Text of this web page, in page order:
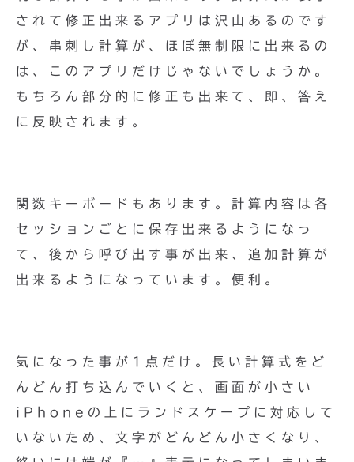
されて修正出来るアプリは沢山あるのです
が、串刺し計算が、ほぼ無制限に出来るの
は、このアプリだけじゃないでしょうか。
もちろん部分的に修正も出来て、即、答え
に反映されます。
関数キーボードもあります。計算内容は各
セッションごとに保存出来るようになっ
て、後から呼び出す事が出来、追加計算が
出来るようになっています。便利。
気になった事が1点だけ。長い計算式をど
んどん打ち込んでいくと、画面が小さい
iPhoneの上にランドスケープに対応して
いないため、文字がどんどん小さくなり、